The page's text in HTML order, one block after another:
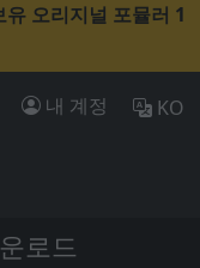
오리지널 포뮬러 1
내 계정 KO
로드